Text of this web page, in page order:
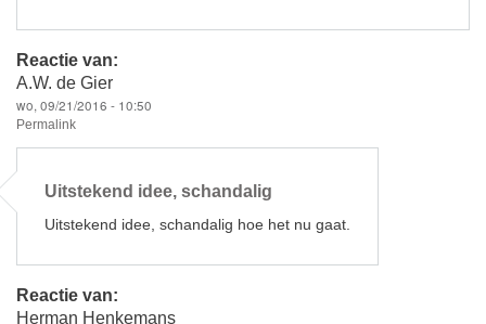
Reactie van:
A.W. de Gier
wo, 09/21/2016 - 10:50
Permalink
Uitstekend idee, schandalig
Uitstekend idee, schandalig hoe het nu gaat.
Reactie van:
Herman Henkemans